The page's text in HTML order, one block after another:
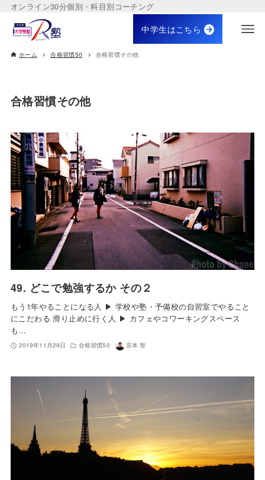
オンライン30分個別・科目別コーチング
中学生はこちら
ホーム 合格習慣50 合格習慣その他
合格習慣その他
49. どこで勉強するか その２
もう1年やることになる人 ▶︎ 学校や塾・予備校の自習室でやること
にこだわる 滑り止めに行く人 ▶︎ カフェやコワーキングスペース
も…
2019年11月29日 合格習慣50 宮本 智